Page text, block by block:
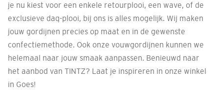
je nu kiest voor een enkele retourplooi, een wave, of de
exclusieve daq-plooi, bij ons is alles mogelijk. Wij maken
jouw gordijnen precies op maat en in de gewenste
confectiemethode. Ook onze vouwgordijnen kunnen we
helemaal naar jouw smaak aanpassen. Benieuwd naar
het aanbod van TINTZ? Laat je inspireren in onze winkel
in Goes!